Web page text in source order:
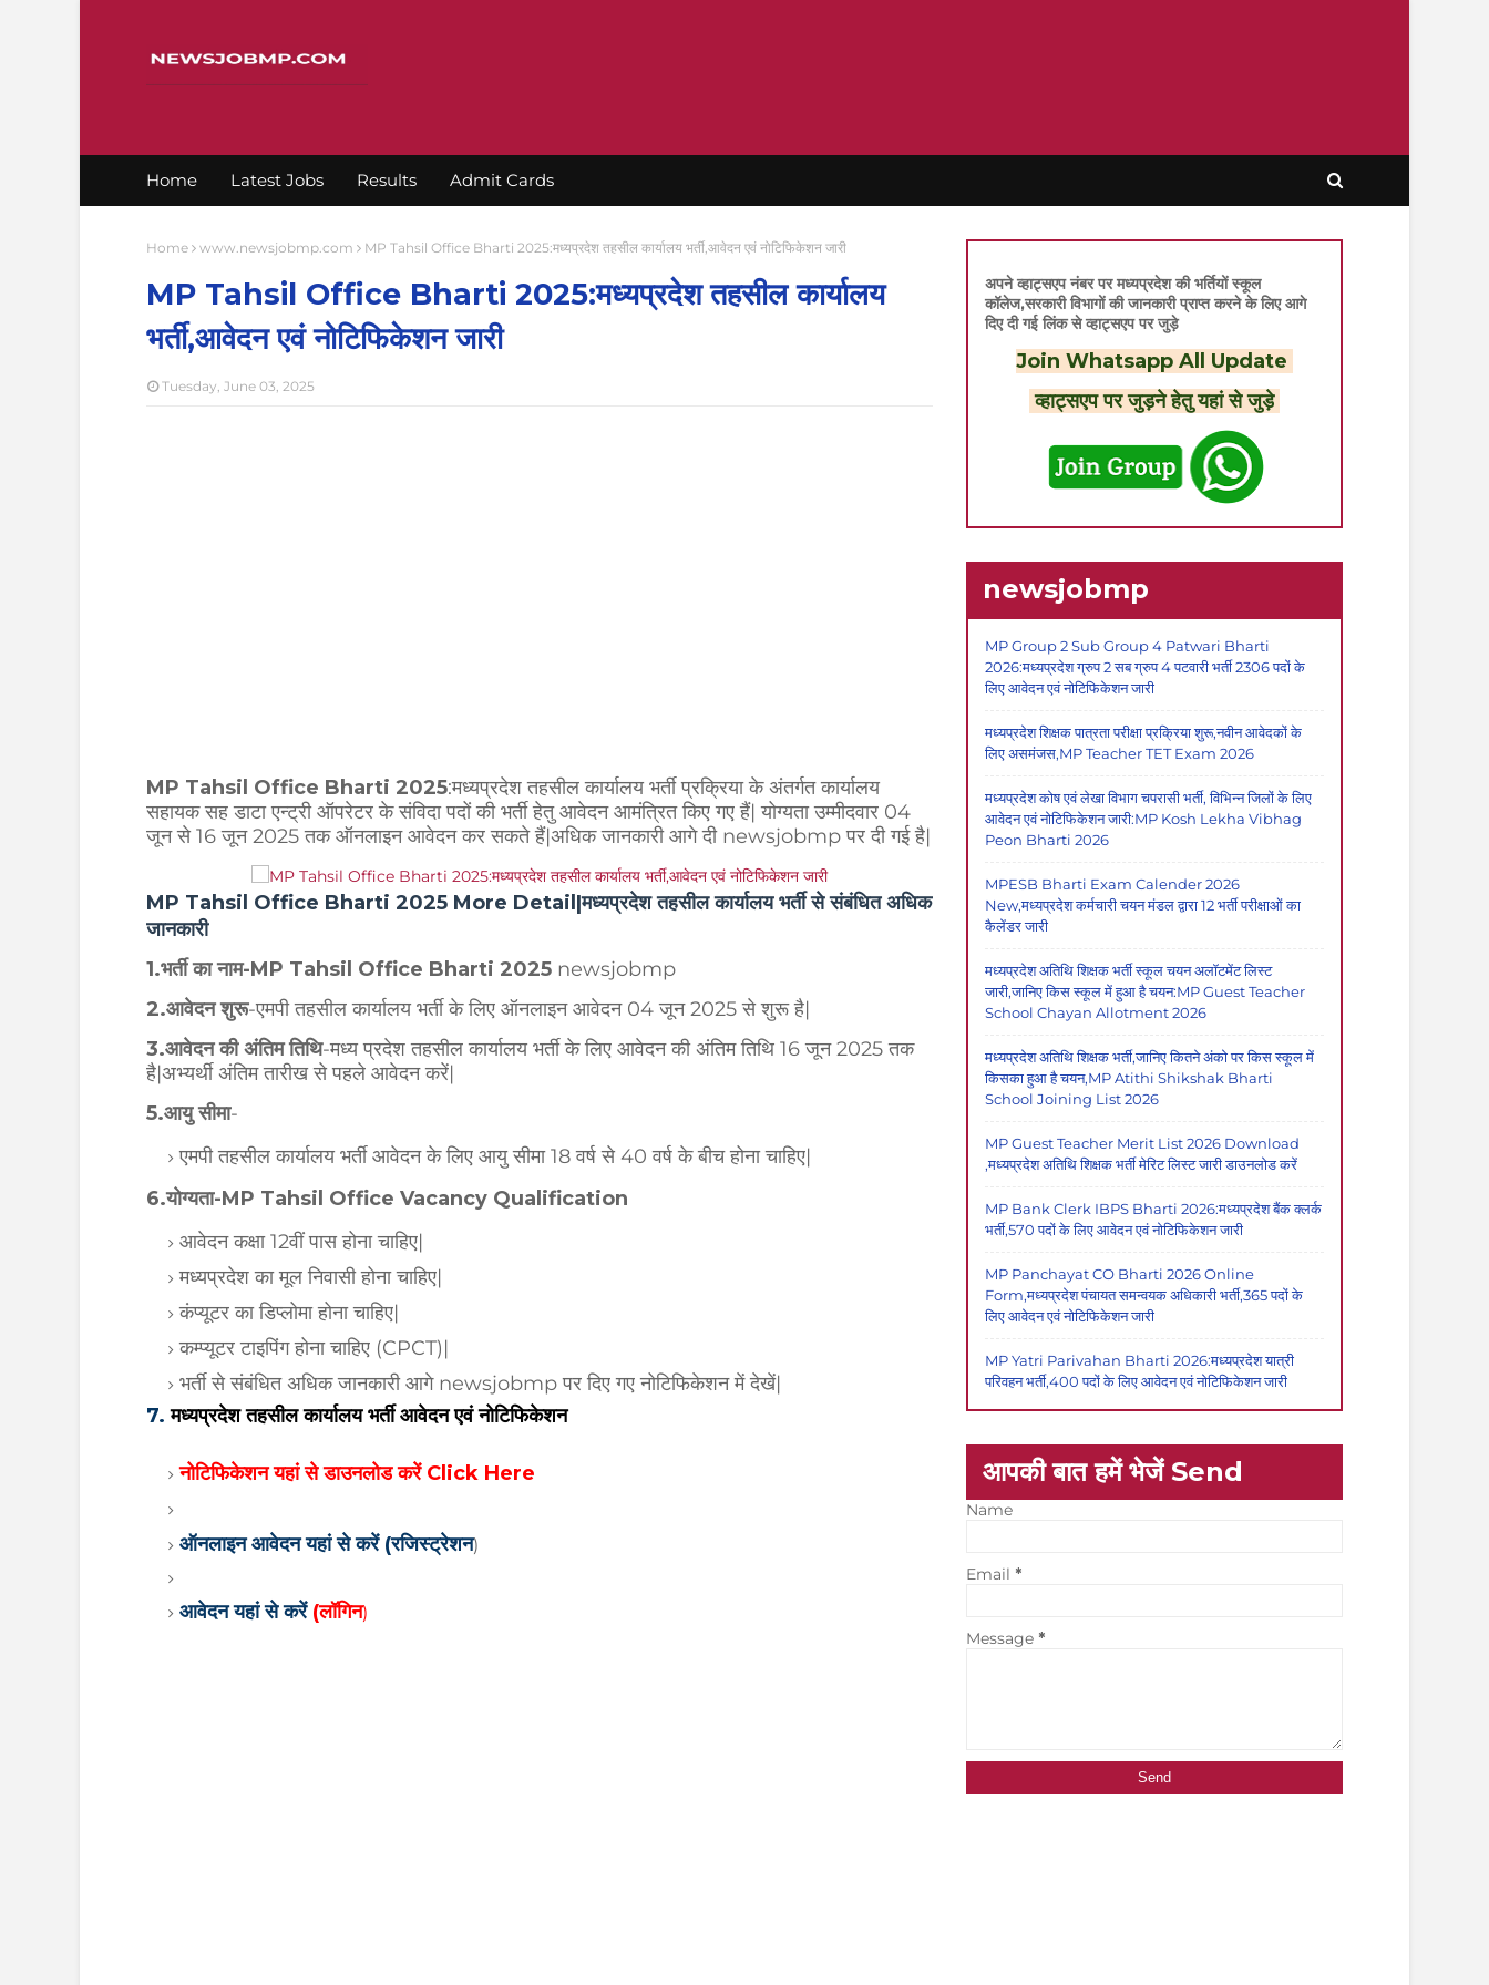
Home Latest Jobs Results Admit Cards
Home www.newsjobmp.com MP Tahsil Office Bharti 2025:मध्यप्रदेश तहसील कार्यालय भर्ती,आवेदन एवं नोटिफिकेशन जारी
MP Tahsil Office Bharti 2025:मध्यप्रदेश तहसील कार्यालय
भर्ती,आवेदन एवं नोटिफिकेशन जारी
Tuesday, June 03, 2025
MP Tahsil Office Bharti 2025:मध्यप्रदेश तहसील कार्यालय भर्ती प्रक्रिया के अंतर्गत कार्यालय
सहायक सह डाटा एन्ट्री ऑपरेटर के संविदा पदों की भर्ती हेतु आवेदन आमंत्रित किए गए हैं| योग्यता उम्मीदवार 04
जून से 16 जून 2025 तक ऑनलाइन आवेदन कर सकते हैं|अधिक जानकारी आगे दी newsjobmp पर दी गई है|
MP Tahsil Office Bharti 2025 More Detail|मध्यप्रदेश तहसील कार्यालय भर्ती से संबंधित अधिक
जानकारी
1.भर्ती का नाम-MP Tahsil Office Bharti 2025 newsjobmp
2.आवेदन शुरू-एमपी तहसील कार्यालय भर्ती के लिए ऑनलाइन आवेदन 04 जून 2025 से शुरू है|
3.आवेदन की अंतिम तिथि-मध्य प्रदेश तहसील कार्यालय भर्ती के लिए आवेदन की अंतिम तिथि 16 जून 2025 तक
है|अभ्यर्थी अंतिम तारीख से पहले आवेदन करें|
5.आयु सीमा-
एमपी तहसील कार्यालय भर्ती आवेदन के लिए आयु सीमा 18 वर्ष से 40 वर्ष के बीच होना चाहिए|
6.योग्यता-MP Tahsil Office Vacancy Qualification
आवेदन कक्षा 12वीं पास होना चाहिए|
मध्यप्रदेश का मूल निवासी होना चाहिए|
कंप्यूटर का डिप्लोमा होना चाहिए|
कम्प्यूटर टाइपिंग होना चाहिए (CPCT)|
भर्ती से संबंधित अधिक जानकारी आगे newsjobmp पर दिए गए नोटिफिकेशन में देखें|
7.मध्यप्रदेश तहसील कार्यालय भर्ती आवेदन एवं नोटिफिकेशन
नोटिफिकेशन यहां से डाउनलोड करें Click Here
ऑनलाइन आवेदन यहां से करें (रजिस्ट्रेशन)
आवेदन यहां से करें (लॉगिन)
अपने व्हाट्सएप नंबर पर मध्यप्रदेश की भर्तियों स्कूल
कॉलेज,सरकारी विभागों की जानकारी प्राप्त करने के लिए आगे
दिए दी गई लिंक से व्हाट्सएप पर जुड़े
Join Whatsapp All Update
व्हाट्सएप पर जुड़ने हेतु यहां से जुड़े
newsjobmp
MP Group 2 Sub Group 4 Patwari Bharti
2026:मध्यप्रदेश ग्रुप 2 सब ग्रुप 4 पटवारी भर्ती 2306 पदों के
लिए आवेदन एवं नोटिफिकेशन जारी
मध्यप्रदेश शिक्षक पात्रता परीक्षा प्रक्रिया शुरू,नवीन आवेदकों के
लिए असमंजस,MP Teacher TET Exam 2026
मध्यप्रदेश कोष एवं लेखा विभाग चपरासी भर्ती, विभिन्न जिलों के लिए
आवेदन एवं नोटिफिकेशन जारी:MP Kosh Lekha Vibhag
Peon Bharti 2026
MPESB Bharti Exam Calender 2026
New,मध्यप्रदेश कर्मचारी चयन मंडल द्वारा 12 भर्ती परीक्षाओं का
कैलेंडर जारी
मध्यप्रदेश अतिथि शिक्षक भर्ती स्कूल चयन अलॉटमेंट लिस्ट
जारी,जानिए किस स्कूल में हुआ है चयन:MP Guest Teacher
School Chayan Allotment 2026
मध्यप्रदेश अतिथि शिक्षक भर्ती,जानिए कितने अंको पर किस स्कूल में
किसका हुआ है चयन,MP Atithi Shikshak Bharti
School Joining List 2026
MP Guest Teacher Merit List 2026 Download
,मध्यप्रदेश अतिथि शिक्षक भर्ती मेरिट लिस्ट जारी डाउनलोड करें
MP Bank Clerk IBPS Bharti 2026:मध्यप्रदेश बैंक क्लर्क
भर्ती,570 पदों के लिए आवेदन एवं नोटिफिकेशन जारी
MP Panchayat CO Bharti 2026 Online
Form,मध्यप्रदेश पंचायत समन्वयक अधिकारी भर्ती,365 पदों के
लिए आवेदन एवं नोटिफिकेशन जारी
MP Yatri Parivahan Bharti 2026:मध्यप्रदेश यात्री
परिवहन भर्ती,400 पदों के लिए आवेदन एवं नोटिफिकेशन जारी
आपकी बात हमें भेजें Send
Name
Email *
Message *